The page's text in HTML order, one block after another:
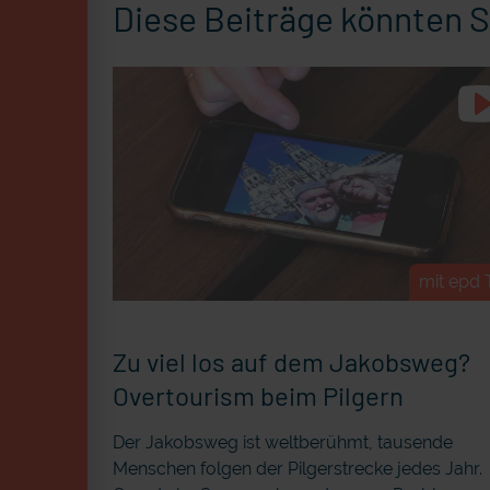
Diese Beiträge könnten
mit epd
Zu viel los auf dem Jakobsweg?
Overtourism beim Pilgern
Der Jakobsweg ist weltberühmt, tausende
Menschen folgen der Pilgerstrecke jedes Jahr.